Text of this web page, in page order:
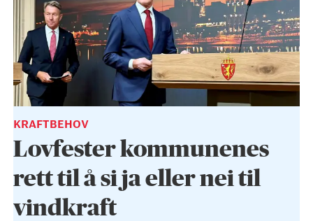
KRAFTBEHOV
Lovfester kommunenes
rett til å si ja eller nei til
vindkraft